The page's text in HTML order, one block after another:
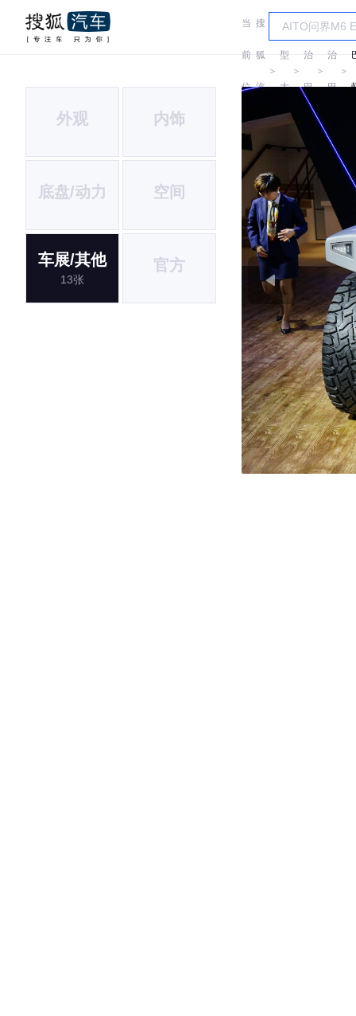
当
前
位
置:
搜
狐
汽
车
＞
车
型
大
＞
乔
治
巴
＞
乔
治
巴
＞
外观 内饰
底盘/动力 空间
车展/其他
13张
官方